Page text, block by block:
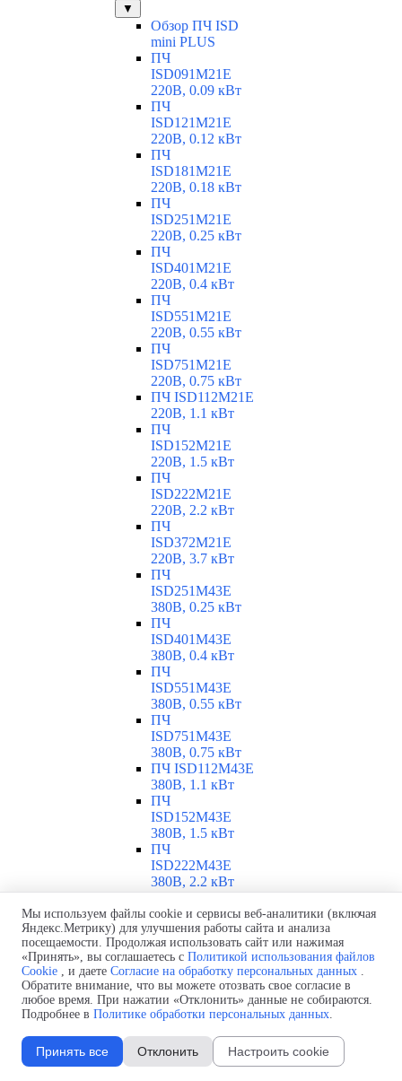
▼
Обзор ПЧ ISD
mini PLUS
ПЧ
ISD091M21E
220В, 0.09 кВт
ПЧ
ISD121M21E
220В, 0.12 кВт
ПЧ
ISD181M21E
220В, 0.18 кВт
ПЧ
ISD251M21E
220В, 0.25 кВт
ПЧ
ISD401M21E
220В, 0.4 кВт
ПЧ
ISD551M21E
220В, 0.55 кВт
ПЧ
ISD751M21E
220В, 0.75 кВт
ПЧ ISD112M21E
220В, 1.1 кВт
ПЧ
ISD152M21E
220В, 1.5 кВт
ПЧ
ISD222M21E
220В, 2.2 кВт
ПЧ
ISD372M21E
220В, 3.7 кВт
ПЧ
ISD251M43E
380В, 0.25 кВт
ПЧ
ISD401M43E
380В, 0.4 кВт
ПЧ
ISD551M43E
380В, 0.55 кВт
ПЧ
ISD751M43E
380В, 0.75 кВт
ПЧ ISD112M43E
380В, 1.1 кВт
ПЧ
ISD152M43E
380В, 1.5 кВт
ПЧ
ISD222M43E
380В, 2.2 кВт
ISD302M43E
380В, 3 кВт
ПЧ
ISD402M43E
380В, 4 кВт
ПЧ
ISD552M43E
ISD752M43E
Мы используем файлы cookie и сервисы веб-аналитики (включая
Яндекс.Метрику) для улучшения работы сайта и анализа
посещаемости. Продолжая использовать сайт или нажимая
«Принять», вы соглашаетесь с Политикой использования файлов
Cookie , и даете Согласие на обработку персональных данных .
Обратите внимание, что вы можете отозвать свое согласие в
любое время. При нажатии «Отклонить» данные не собираются.
Подробнее в Политике обработки персональных данных.
Принять все Отклонить Настроить cookie